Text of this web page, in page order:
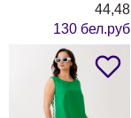
44,48
130 бел.руб